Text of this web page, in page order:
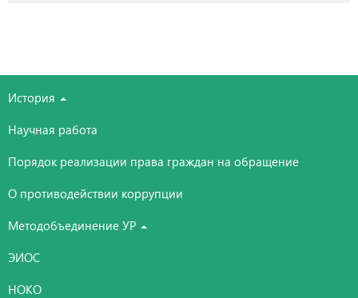
История
Научная работа
Порядок реализации права граждан на обращение
О противодействии коррупции
Методобъединение УР
ЭИОС
НОКО